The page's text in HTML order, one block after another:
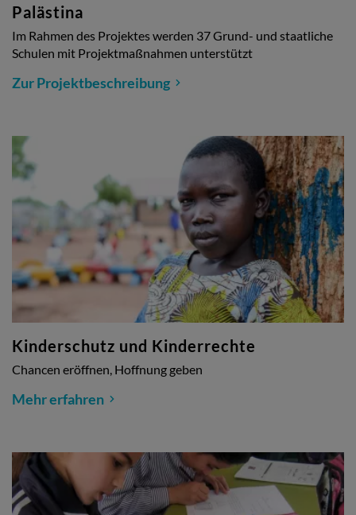
Palästina
Im Rahmen des Projektes werden 37 Grund- und staatliche
Schulen mit Projektmaßnahmen unterstützt
Zur Projektbeschreibung
Kinderschutz und Kinderrechte
Chancen eröffnen, Hoffnung geben
Mehr erfahren